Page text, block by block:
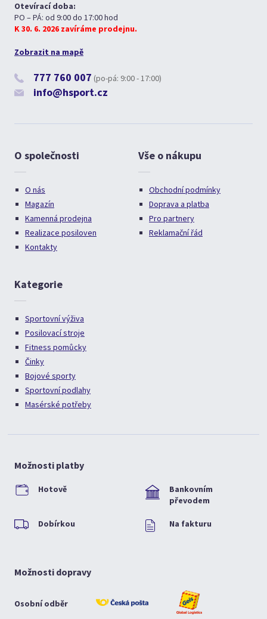
Otevírací doba:
PO – PÁ: od 9:00 do 17:00 hod
K 30. 6. 2026 zavíráme prodejnu.
Zobrazit na mapě
777 760 007 (po-pá: 9:00 - 17:00)
info@hsport.cz
O společnosti
O nás
Magazín
Kamenná prodejna
Realizace posiloven
Kontakty
Vše o nákupu
Obchodní podmínky
Doprava a platba
Pro partnery
Reklamační řád
Kategorie
Sportovní výživa
Posilovací stroje
Fitness pomůcky
Činky
Bojové sporty
Sportovní podlahy
Masérské potřeby
Možnosti platby
Hotově
Bankovním
převodem
Dobírkou Na fakturu
Možnosti dopravy
Osobní odběr